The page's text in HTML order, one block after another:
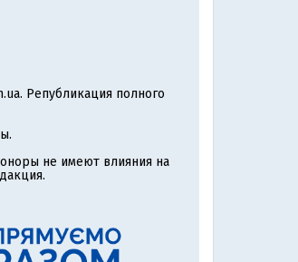
Републикация полного
не имеют влияния на